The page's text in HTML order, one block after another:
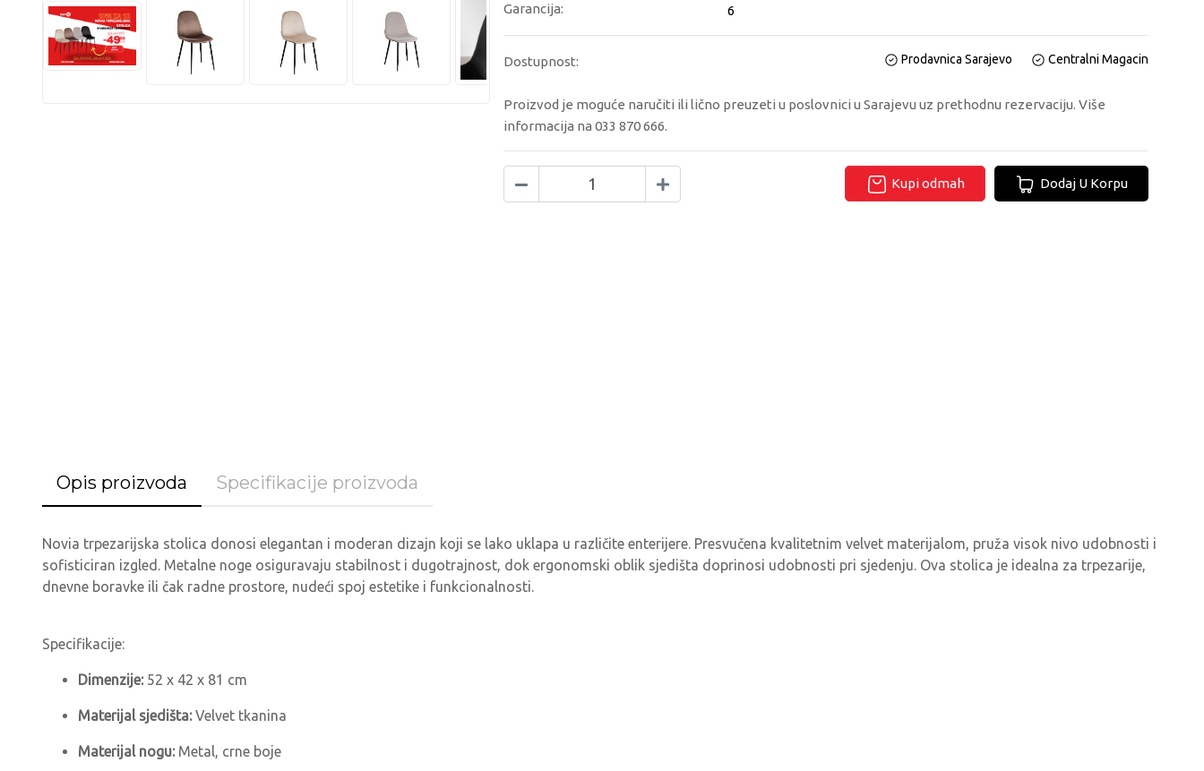
Garancija:
6
Dostupnost: Prodavnica Sarajevo Centralni Magacin
Proizvod je moguće naručiti ili lično preuzeti u poslovnici u Sarajevu uz prethodnu rezervaciju. Više
informacija na 033 870 666.
Dodaj U Korpu
Kupi odmah
Opis proizvoda Specifikacije proizvoda
Novia trpezarijska stolica donosi elegantan i moderan dizajn koji se lako uklapa u različite enterijere. Presvučena kvalitetnim velvet materijalom, pruža visok nivo udobnosti i
sofisticiran izgled. Metalne noge osiguravaju stabilnost i dugotrajnost, dok ergonomski oblik sjedišta doprinosi udobnosti pri sjedenju. Ova stolica je idealna za trpezarije,
dnevne boravke ili čak radne prostore, nudeći spoj estetike i funkcionalnosti.
Specifikacije:
Dimenzije:52 x 42 x 81 cm
Materijal sjedišta:Velvet tkanina
Materijal nogu:Metal, crne boje